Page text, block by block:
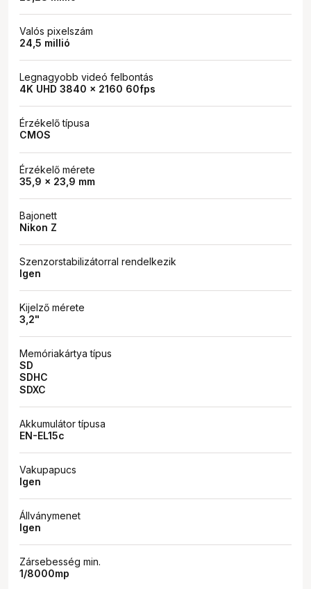
Valós pixelszám
24,5 millió
Legnagyobb videó felbontás
4K UHD 3840 x 2160 60fps
Érzékelő típusa
CMOS
Érzékelő mérete
35,9 × 23,9 mm
Bajonett
Nikon Z
Szenzorstabilizátorral rendelkezik
Igen
Kijelző mérete
3,2"
Memóriakártya típus
SD
SDHC
SDXC
Akkumulátor típusa
EN-EL15c
Vakupapucs
Igen
Állványmenet
Igen
Zársebesség min.
1/8000mp